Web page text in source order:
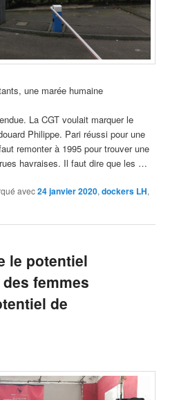
une marée humaine
La CGT voulait marquer le
Philippe. Pari réussi pour une
remonter à 1995 pour trouver une
havraises. Il faut dire que les …
avec24 janvier 2020,dockers LH,
le potentiel
femmes
de